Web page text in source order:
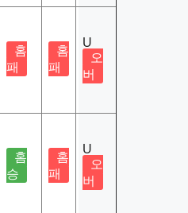
홈
패
홈
패
U
오
버
홈
승
홈
패
U
오
버